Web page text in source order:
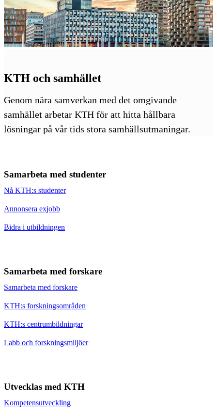
KTH och samhället
Genom nära samverkan med det omgivande
samhället arbetar KTH för att hitta hållbara
lösningar på vår tids stora samhällsutmaningar.
Samarbeta med studenter
Nå KTH:s studenter
Annonsera exjobb
Bidra i utbildningen
Samarbeta med forskare
Samarbeta med forskare
KTH:s forskningsområden
KTH:s centrumbildningar
Labb och forskningsmiljöer
Utvecklas med KTH
Kompetensutveckling